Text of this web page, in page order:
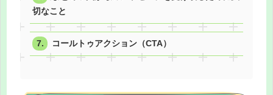
切なこと
コールトゥアクション（CTA）